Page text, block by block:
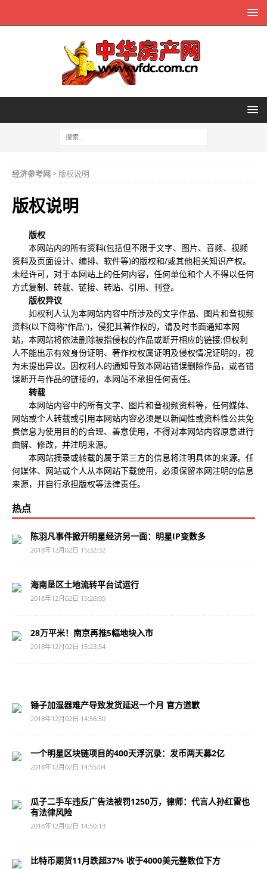
经济参考网> 版权说明
版权说明
版权
本网站内的所有资料(包括但不限于文字、图片、音频、视频
资料及页面设计、编排、软件等)的版权和/或其他相关知识产权。
未经许可，对于本网站上的任何内容，任何单位和个人不得以任何
方式复制、转载、链接、转贴、引用、刊登。
版权异议
如权利人认为本网站内容中所涉及的文字作品、图片和音视频
资料(以下简称“作品”)，侵犯其著作权的，请及时书面通知本网
站，本网站将依法删除被指侵权的作品或断开相应的链接;但权利
人不能出示有效身份证明、著作权权属证明及侵权情况证明的，视
为未提出异议。因权利人的通知导致本网站错误删除作品，或者错
误断开与作品的链接的，本网站不承担任何责任。
转载
本网站内容中的所有文字、图片和音视频资料等，任何媒体、
网站或个人转载或引用本网站内容必须是以新闻性或资料性公共免
费信息为使用目的的合理、善意使用，不得对本网站内容原意进行
曲解、修改，并注明来源。
本网站摘录或转载的属于第三方的信息将注明具体的来源。任
何媒体、网站或个人从本网站下载使用，必须保留本网注明的信息
来源，并自行承担版权等法律责任。
热点
陈羽凡事件掀开明星经济另一面：明星IP变数多
2018年12月02日 15:32:32
海南垦区土地流转平台试运行
2018年12月02日 15:26:05
28万平米！南京再推5幅地块入市
2018年12月02日 15:23:54
锤子加湿器难产导致发货延迟一个月 官方道歉
2018年12月02日 14:56:50
一个明星区块链项目的400天浮沉录：发币两天募2亿
2018年12月02日 14:55:04
瓜子二手车违反广告法被罚1250万，律师：代言人孙红雷也
有法律风险
2018年12月02日 14:50:13
比特币期货11月跌超37% 收于4000美元整数位下方